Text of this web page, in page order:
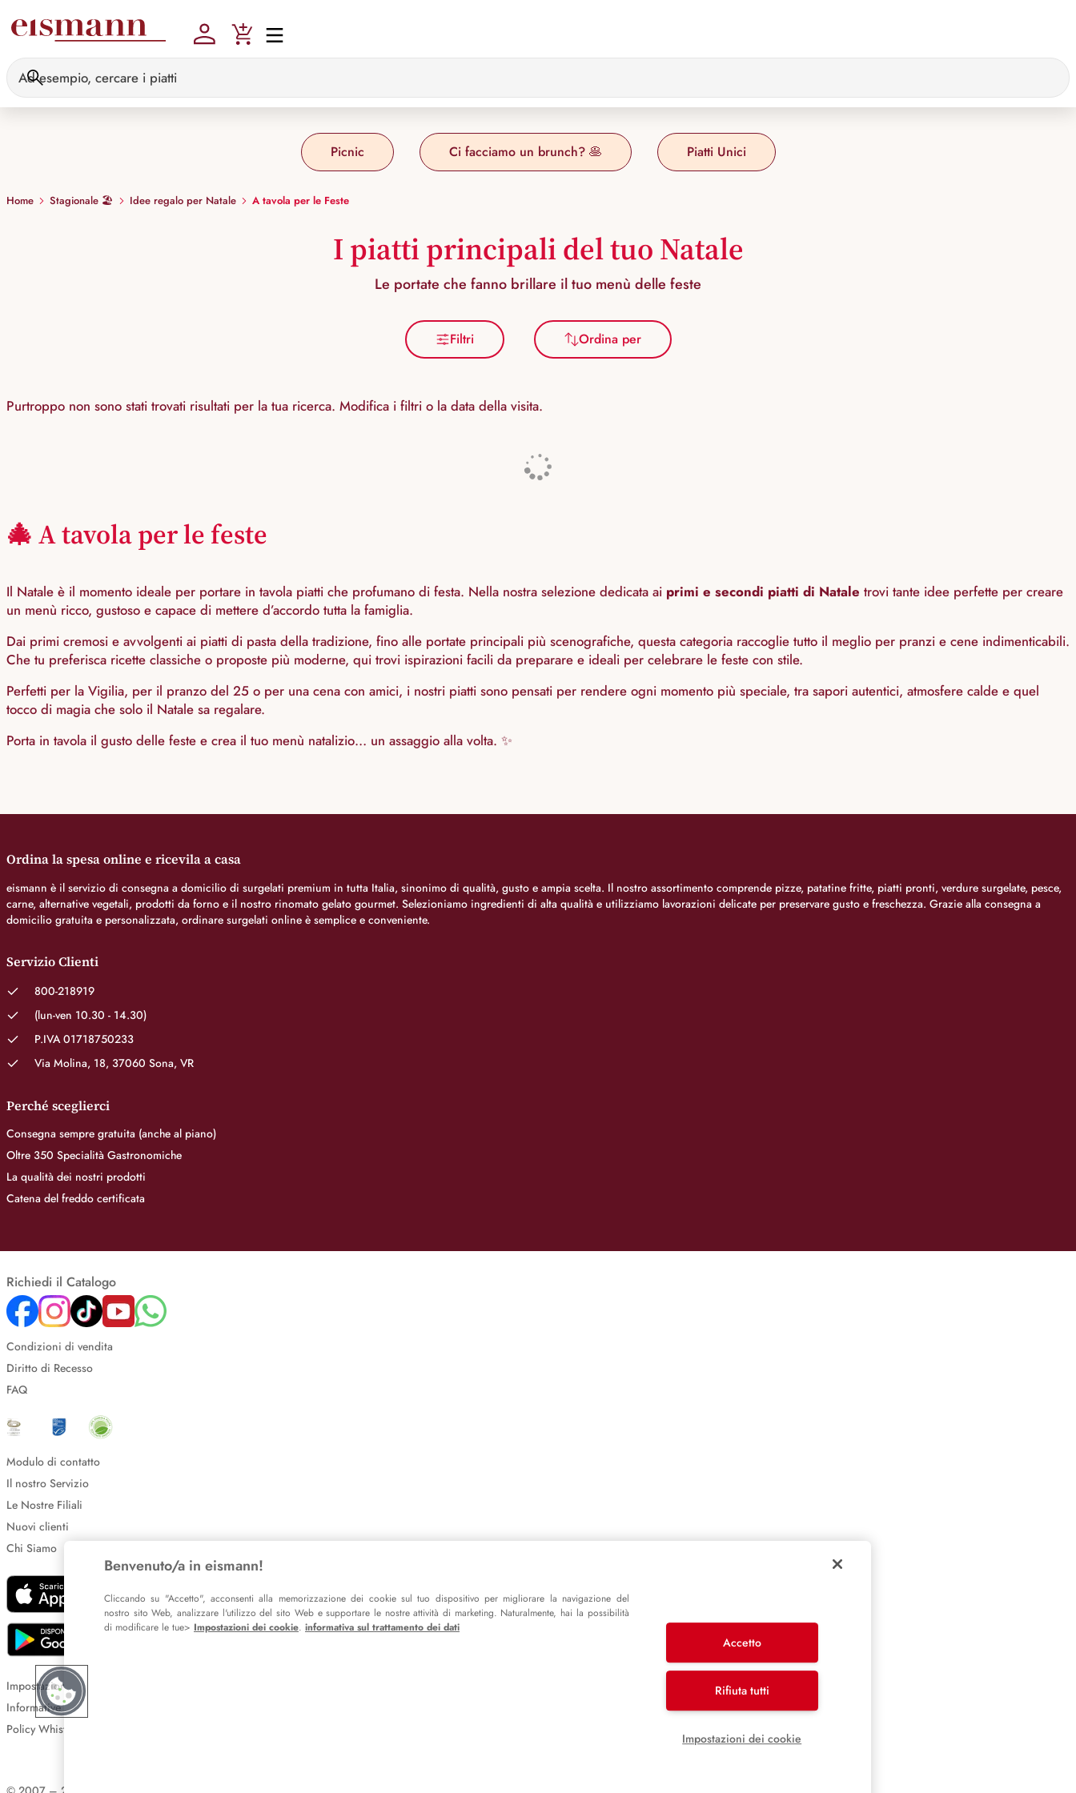
Picnic Ci facciamo un brunch? 🥞 Piatti Unici
Home Stagionale 🏖️ Idee regalo per Natale A tavola per le Feste
I piatti principali del tuo Natale
Le portate che fanno brillare il tuo menù delle feste
Filtri Ordina per
Purtroppo non sono stati trovati risultati per la tua ricerca. Modifica i filtri o la data della visita.
🎄 A tavola per le feste
Il Natale è il momento ideale per portare in tavola piatti che profumano di festa. Nella nostra selezione dedicata ai primi e secondi piatti di Natale trovi tante idee perfette per creare
un menù ricco, gustoso e capace di mettere d’accordo tutta la famiglia.
Dai primi cremosi e avvolgenti ai piatti di pasta della tradizione, fino alle portate principali più scenografiche, questa categoria raccoglie tutto il meglio per pranzi e cene indimenticabili.
Che tu preferisca ricette classiche o proposte più moderne, qui trovi ispirazioni facili da preparare e ideali per celebrare le feste con stile.
Perfetti per la Vigilia, per il pranzo del 25 o per una cena con amici, i nostri piatti sono pensati per rendere ogni momento più speciale, tra sapori autentici, atmosfere calde e quel
tocco di magia che solo il Natale sa regalare.
Porta in tavola il gusto delle feste e crea il tuo menù natalizio… un assaggio alla volta. ✨
Ordina la spesa online e ricevila a casa
eismann è il servizio di consegna a domicilio di surgelati premium in tutta Italia, sinonimo di qualità, gusto e ampia scelta. Il nostro assortimento comprende pizze, patatine fritte, piatti pronti, verdure surgelate, pesce,
carne, alternative vegetali, prodotti da forno e il nostro rinomato gelato gourmet. Selezioniamo ingredienti di alta qualità e utilizziamo lavorazioni delicate per preservare gusto e freschezza. Grazie alla consegna a
domicilio gratuita e personalizzata, ordinare surgelati online è semplice e conveniente.
Servizio Clienti
800-218919
(lun-ven 10.30 - 14.30)
P.IVA 01718750233
Via Molina, 18, 37060 Sona, VR
Perché sceglierci
Consegna sempre gratuita (anche al piano)
Oltre 350 Specialità Gastronomiche
La qualità dei nostri prodotti
Catena del freddo certificata
Richiedi il Catalogo
Condizioni di vendita
Diritto di Recesso
FAQ
Modulo di contatto
Il nostro Servizio
Le Nostre Filiali
Nuovi clienti
Chi Siamo
Impostazione dei cookie
Informative sulla privacy
Policy Whistleblowing
Benvenuto/a in eismann!
Cliccando su "Accetto", acconsenti alla memorizzazione dei cookie sul tuo dispositivo per migliorare la navigazione del
nostro sito Web, analizzare l'utilizzo del sito Web e supportare le nostre attività di marketing. Naturalmente, hai la possibilità
di modificare le tue> Impostazioni dei cookie. informativa sul trattamento dei dati
Accetto
Rifiuta tutti
Impostazioni dei cookie